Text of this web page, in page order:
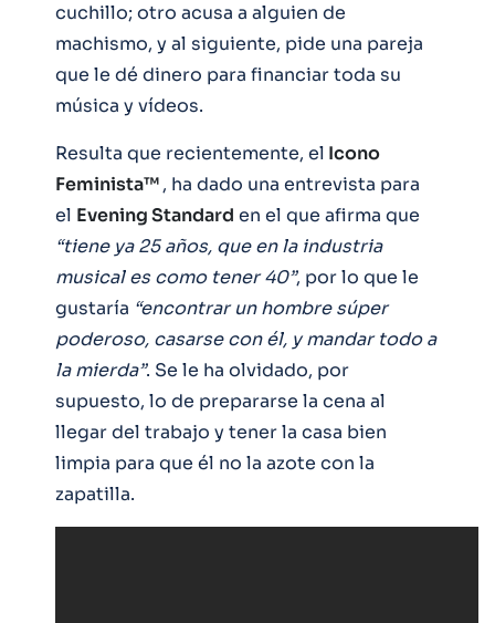
cuchillo; otro acusa a alguien de
machismo, y al siguiente, pide una pareja
que le dé dinero para financiar toda su
música y vídeos.
Resulta que recientemente, el Icono
Feminista™, ha dado una entrevista para
el Evening Standard en el que afirma que
“tiene ya 25 años, que en la industria
musical es como tener 40”, por lo que le
gustaría “encontrar un hombre súper
poderoso, casarse con él, y mandar todo a
la mierda”. Se le ha olvidado, por
supuesto, lo de prepararse la cena al
llegar del trabajo y tener la casa bien
limpia para que él no la azote con la
zapatilla.